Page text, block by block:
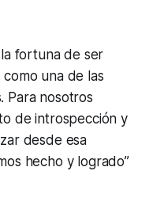
fortuna de ser
como una de las
Para nosotros
de introspección y
desde esa
hecho y logrado”